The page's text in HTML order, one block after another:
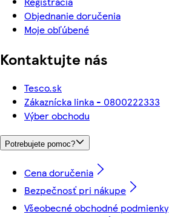
Objednanie doručenia
Moje obľúbené
Kontaktujte nás
Tesco.sk
Zákaznícka linka - 0800222333
Výber obchodu
Potrebujete pomoc?
Cena doručenia
Bezpečnosť pri nákupe
Všeobecné obchodné podmienky